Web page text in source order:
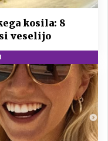
kosila: 8
veselijo